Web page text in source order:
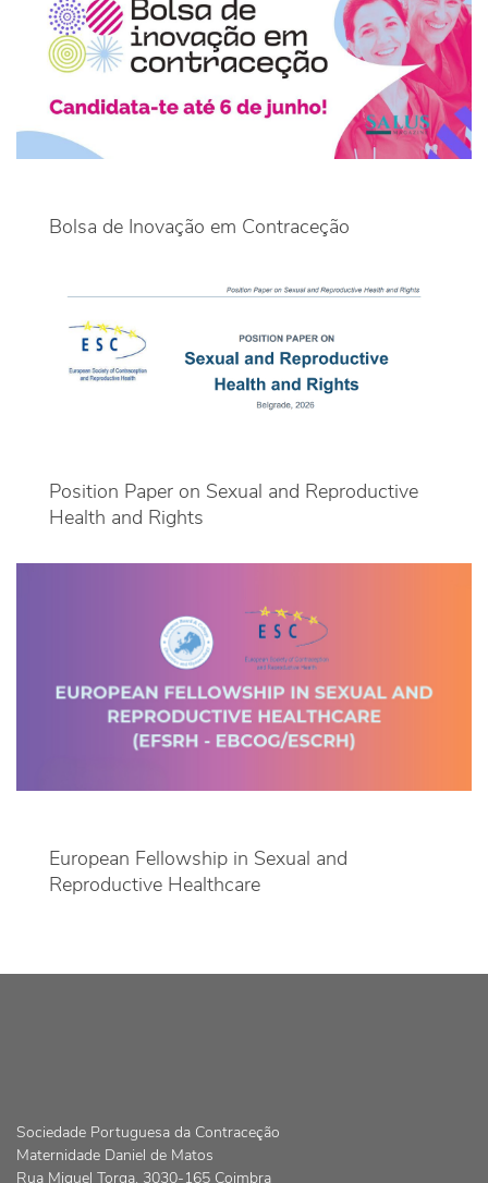
Bolsa de Inovação em Contraceção
Position Paper on Sexual and Reproductive
Health and Rights
European Fellowship in Sexual and
Reproductive Healthcare
Sociedade Portuguesa da Contraceção
Maternidade Daniel de Matos
Rua Miguel Torga, 3030-165 Coimbra